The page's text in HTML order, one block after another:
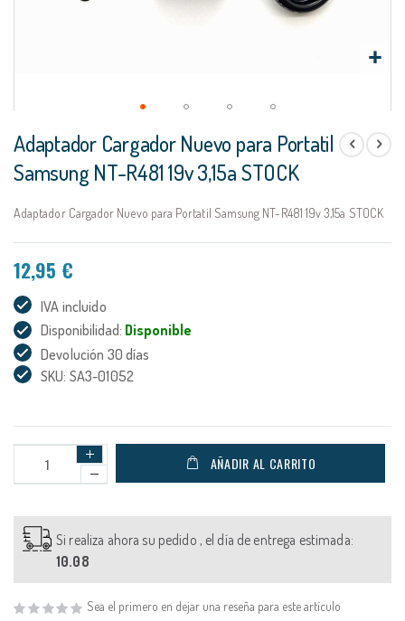
al
comienzo
de
galería
Adaptador Cargador Nuevo para Portatil
Samsung NT-R481 19v 3,15a STOCK
Adaptador Cargador Nuevo para Portatil Samsung NT-R481 19v 3,15a STOCK
12,95 €
IVA incluido
Disponibilidad: Disponible
Devolución 30 días
SKU: SA3-01052
AÑADIR AL CARRITO
Si realiza ahora su pedido , el día de entrega estimada:
10.08
Sea el primero en dejar una reseña para este artículo